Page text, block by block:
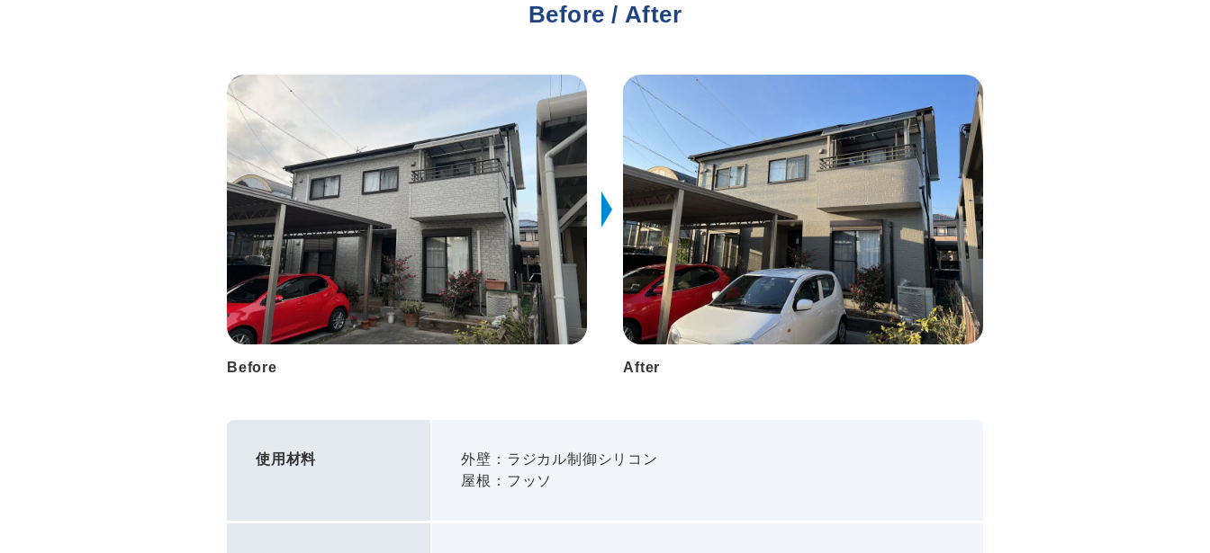
Before / After
Before After
使用材料
外壁：ラジカル制御シリコン
屋根：フッソ